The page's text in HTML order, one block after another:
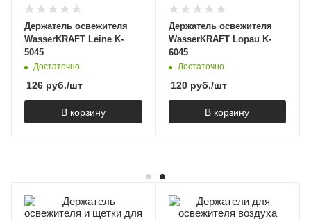
Держатель освежителя
WasserKRAFT Leine K-
5045
Достаточно
126 руб./шт
В корзину
Держатель освежителя
WasserKRAFT Lopau K-
6045
Достаточно
120руб./шт
В корзину